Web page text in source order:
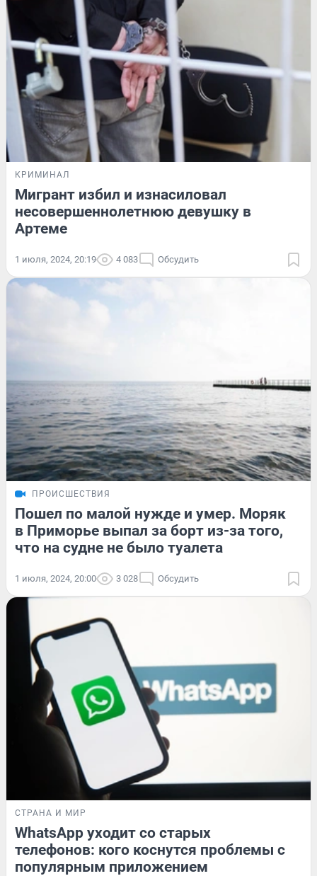
КРИМИНАЛ
Мигрант избил и изнасиловал
несовершеннолетнюю девушку в
Артеме
1 июля, 2024, 20:19 4 083 Обсудить
ПРОИСШЕСТВИЯ
Пошел по малой нужде и умер. Моряк
в Приморье выпал за борт из-за того,
что на судне не было туалета
1 июля, 2024, 20:00 3 028 Обсудить
СТРАНА И МИР
WhatsApp уходит со старых
телефонов: кого коснутся проблемы с
популярным приложением